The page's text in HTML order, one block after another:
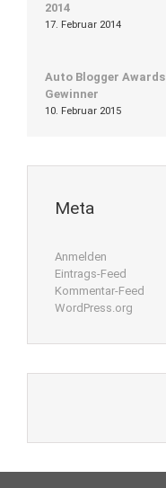
2014
17. Februar 2014
Auto Blogger Awards
Gewinner
10. Februar 2015
Meta
Anmelden
Eintrags-Feed
Kommentar-Feed
WordPress.org